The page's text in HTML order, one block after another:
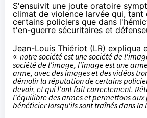
S'ensuivit une joute oratoire
climat de violence larvée qui, tant
certains policiers que dans
t'en-guerre sécuritaires et
Jean-Louis Thiériot (LR) expliqua
« notre société est une société de
société de l'image, l'image est une
arme, avec des images et des vidéos
démolir la réputation de certains
devoir, et qui l'ont fait correctement.
l'équilibre des armes et permettons
bénéficier lorsqu'ils sont traînés dans la